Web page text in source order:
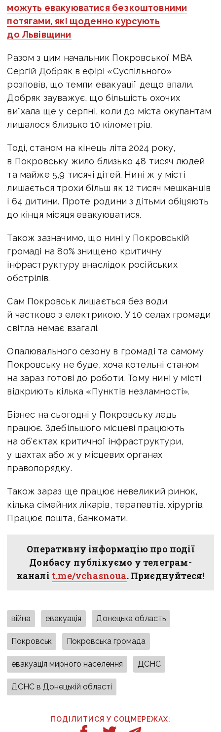
можуть евакуюватися безкоштовними
потягами, які щоденно курсують
до Львівщини
Разом з цим начальник Покровської МВА
Сергій Добряк в ефірі «Суспільного»
розповів, що темпи евакуації дещо впали.
Добряк зауважує, що більшість охочих
виїхала ще у серпні, коли до міста окупантам
лишалося близько 10 кілометрів.
Тоді, станом на кінець літа 2024 року,
в Покровську жило близько 48 тисяч людей
та майже 5,9 тисячі дітей. Нині ж у місті
лишається трохи більш як 12 тисяч мешканців
і 64 дитини. Проте родини з дітьми обіцяють
до кінця місяця евакуюватися.
Також зазначимо, що нині у Покровській
громаді на 80% знищено критичну
інфраструктуру внаслідок російських
обстрілів.
Сам Покровськ лишається без води
й частково з електрикою. У 10 селах громади
світла немає взагалі.
Опалювального сезону в громаді та самому
Покровську не буде, хоча котельні станом
на зараз готові до роботи. Тому нині у місті
відкриють кілька «Пунктів незламності».
Бізнес на сьогодні у Покровську ледь
працює. Здебільшого місцеві працюють
на об'єктах критичної інфраструктури,
у шахтах або ж у місцевих органах
правопорядку.
Також зараз ще працює невеликий ринок,
кілька сімейних лікарів, терапевтів. хірургів.
Працює пошта, банкомати.
Оперативну інформацію про події
Донбасу публікуємо у телеграм-
каналі t.me/vchasnoua. Приєднуйтеся!
війна евакуація Донецька область
Покровськ Покровська громада
евакуація мирного населення ДСНС
ДСНС в Донецькій області
ПОДІЛИТИСЯ У СОЦМЕРЕЖАХ: